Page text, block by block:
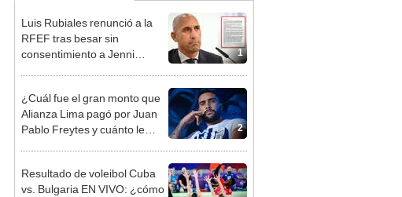
1
Luis Rubiales renunció a la
RFEF tras besar sin
consentimiento a Jenni
2
¿Cuál fue el gran monto que
Alianza Lima pagó por Juan
Pablo Freytes y cuánto le
Resultado de voleibol Cuba
vs. Bulgaria EN VIVO: ¿cómo